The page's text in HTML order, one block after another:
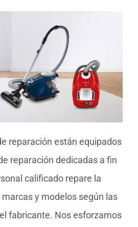
reparación están equipados
reparación dedicadas a fin
calificado repare la
y modelos según las
fabricante. Nos esforzamos